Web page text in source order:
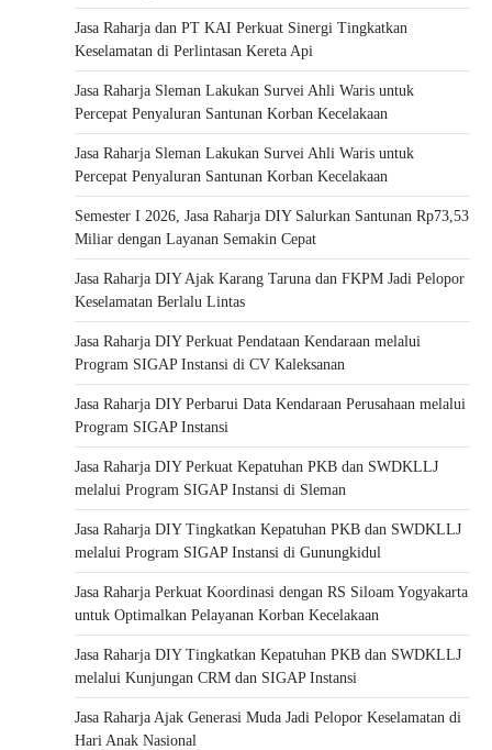
Jasa Raharja dan PT KAI Perkuat Sinergi Tingkatkan
Keselamatan di Perlintasan Kereta Api
Jasa Raharja Sleman Lakukan Survei Ahli Waris untuk
Percepat Penyaluran Santunan Korban Kecelakaan
Jasa Raharja Sleman Lakukan Survei Ahli Waris untuk
Percepat Penyaluran Santunan Korban Kecelakaan
Semester I 2026, Jasa Raharja DIY Salurkan Santunan Rp73,53
Miliar dengan Layanan Semakin Cepat
Jasa Raharja DIY Ajak Karang Taruna dan FKPM Jadi Pelopor
Keselamatan Berlalu Lintas
Jasa Raharja DIY Perkuat Pendataan Kendaraan melalui
Program SIGAP Instansi di CV Kaleksanan
Jasa Raharja DIY Perbarui Data Kendaraan Perusahaan melalui
Program SIGAP Instansi
Jasa Raharja DIY Perkuat Kepatuhan PKB dan SWDKLLJ
melalui Program SIGAP Instansi di Sleman
Jasa Raharja DIY Tingkatkan Kepatuhan PKB dan SWDKLLJ
melalui Program SIGAP Instansi di Gunungkidul
Jasa Raharja Perkuat Koordinasi dengan RS Siloam Yogyakarta
untuk Optimalkan Pelayanan Korban Kecelakaan
Jasa Raharja DIY Tingkatkan Kepatuhan PKB dan SWDKLLJ
melalui Kunjungan CRM dan SIGAP Instansi
Jasa Raharja Ajak Generasi Muda Jadi Pelopor Keselamatan di
Hari Anak Nasional